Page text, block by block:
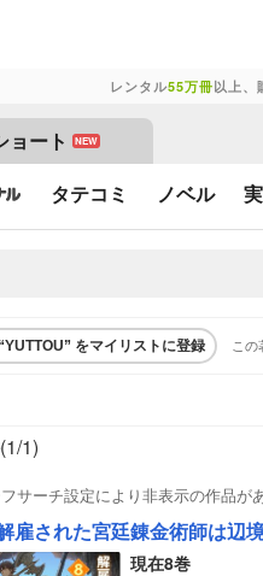
レンタル55万冊以上、
ョート NEW
タテコミ ノベル
をマイリストに登録 この
(1/1)
サーチ設定により非表示の作品が
雇された宮廷錬金術師は辺境で大
現在8巻